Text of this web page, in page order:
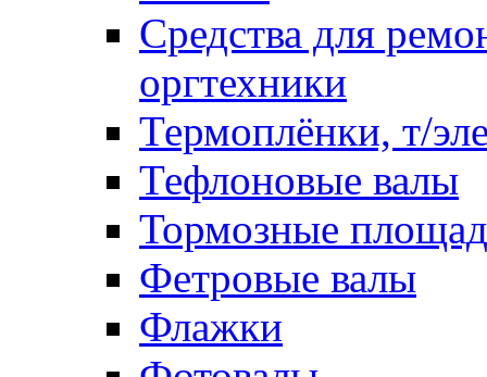
Средства для
оргтехники
Термоплёнки, т/
Тефлоновые валы
Тормозные
Фетровые валы
Флажки